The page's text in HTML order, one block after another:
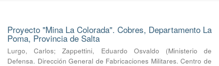
Proyecto "Mina La Colorada". Cobres, Departamento La
Poma, Provincia de Salta
Lurgo, Carlos;Zappettini, Eduardo Osvaldo (Ministerio de
Defensa. Dirección General de Fabricaciones Militares. Centro de